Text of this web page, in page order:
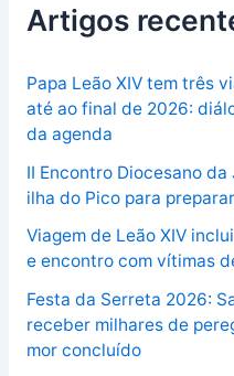
Artigos
Papa Leão XIV tem três
até ao final de 2026:
da agenda
II Encontro Diocesano
ilha do Pico para
Viagem de Leão XIV
e encontro com vítimas
Festa da Serreta 2026:
receber milhares de
mor concluído